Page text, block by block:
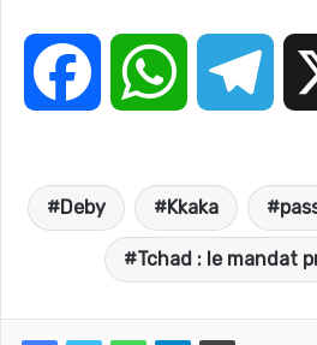
c a l
Deby Kkaka
Tchad : le mandat